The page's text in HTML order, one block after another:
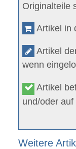
Originalteile
Artikel in
Artikel
wenn
Artikel
und/oder
Weitere